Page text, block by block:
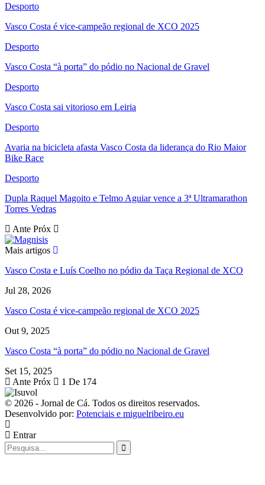
Desporto
Vasco Costa é vice-campeão regional de XCO 2025
Desporto
Vasco Costa “à porta” do pódio no Nacional de Gravel
Desporto
Vasco Costa sai vitorioso em Leiria
Desporto
Avaria na bicicleta afasta Vasco Costa da liderança do Rio Maior
Bike Race
Desporto
Dupla Raquel Magoito e Telmo Aguiar vence a 3ª Ultramarathon
Torres Vedras
Ante Próx
Mais artigos
Vasco Costa e Luís Coelho no pódio da Taça Regional de XCO
Jul 28, 2026
Vasco Costa é vice-campeão regional de XCO 2025
Out 9, 2025
Vasco Costa “à porta” do pódio no Nacional de Gravel
Set 15, 2025
Ante Próx 1 De 174
© 2026 - Jornal de Cá. Todos os direitos reservados.
Desenvolvido por: Potenciais e miguelribeiro.eu
Entrar